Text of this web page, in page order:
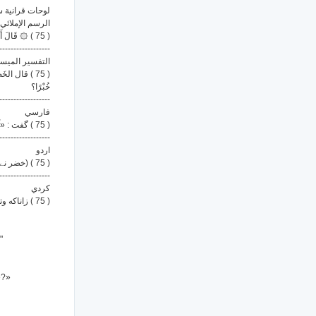
لوحات
الرسم الإملائي
( 75 ) ۞ قَالَ أَلَمْ أَقُل لَّكَ إِنَّكَ لَن تَسْتَطِيعَ مَعِيَ صَبْرًا
التفسير
( 75 )
خُبْرًا؟
فارسي
( 75 ) گفت : «آیا به تو نگفتم که هرگز نمی توانی با من صبر کنی؟!»
اردو
( 75 ) (خضر نے) کہا کیا میں نے نہیں کہا تھا کہ تم سے میرے ساتھ صبر نہیں کرسکو گے
كردي
( 75 ) زاناکه وتی: پێم نه‌وتیت که به‌ڕاستی تۆ هه‌رگیز ناتوانیت له‌گه‌ڵ مندا ئارام بگریت و دان به‌خۆتدا بگریت